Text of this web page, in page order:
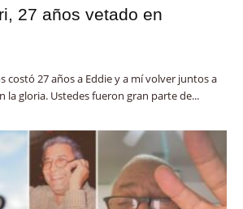
27 años vetado en
costó 27 años a Eddie y a mí volver juntos a
la gloria. Ustedes fueron gran parte de...